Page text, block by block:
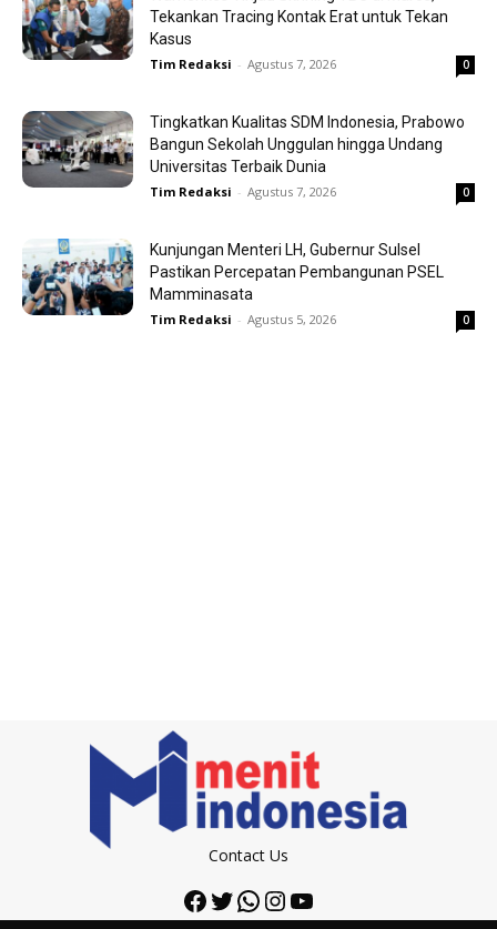
Tekankan Tracing Kontak Erat untuk Tekan
Kasus
Tim Redaksi - Agustus 7, 2026 0
Tingkatkan Kualitas SDM Indonesia, Prabowo
Bangun Sekolah Unggulan hingga Undang
Universitas Terbaik Dunia
Tim Redaksi - Agustus 7, 2026 0
Kunjungan Menteri LH, Gubernur Sulsel
Pastikan Percepatan Pembangunan PSEL
Mamminasata
Tim Redaksi - Agustus 5, 2026 0
Contact Us
Facebook
Twitter
WhatsApp
Instagram
YouTube